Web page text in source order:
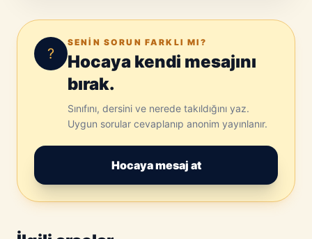
?
SENIN SORUN FARKLI MI?
Hocaya kendi mesajını
bırak.
Sınıfını, dersini ve nerede takıldığını yaz.
Uygun sorular cevaplanıp anonim yayınlanır.
Hocaya mesaj at